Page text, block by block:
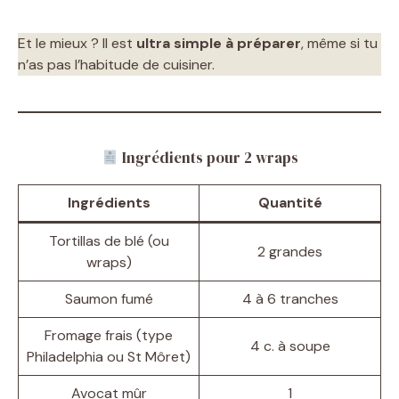
Et le mieux ? Il est ultra simple à préparer, même si tu
n’as pas l’habitude de cuisiner.
Ingrédients pour 2 wraps
Ingrédients Quantité
Tortillas de blé (ou
wraps)
2 grandes
Saumon fumé
4 à 6 tranches
Fromage frais (type
Philadelphia ou St Môret)
4 c. à soupe
Avocat mûr 1